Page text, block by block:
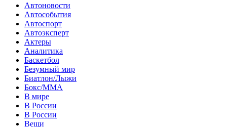
Автоновости
Автособытия
Автоспорт
Автоэксперт
Актеры
Аналитика
Баскетбол
Безумный мир
Биатлон/Лыжи
Бокс/MMA
В мире
В России
В России
Вещи